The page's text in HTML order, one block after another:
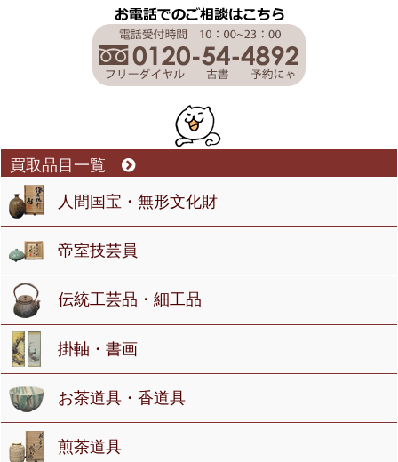
買取品目一覧
人間国宝・無形文化財
帝室技芸員
伝統工芸品・細工品
掛軸・書画
お茶道具・香道具
煎茶道具